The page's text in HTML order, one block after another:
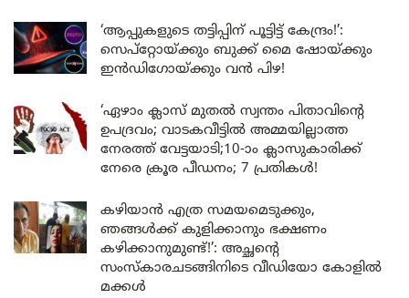
‘ആപ്പുകളുടെ തട്ടിപ്പിന് പൂട്ടിട്ട് കേന്ദ്രം!’:
സെപ്റ്റോയ്ക്കും ബുക്ക് മൈ ഷോയ്ക്കും
ഇൻഡിഗോയ്ക്കും വൻ പിഴ!
‘ഏഴാം ക്ലാസ് മുതൽ സ്വന്തം പിതാവിന്റെ
ഉപദ്രവം; വാടകവീട്ടിൽ അമ്മയില്ലാത്ത
നേരത്ത് വേട്ടയാടി;10-ാം ക്ലാസുകാരിക്ക്
നേരെ ക്രൂര പീഡനം; 7 പ്രതികൾ!
കഴിയാൻ എത്ര സമയമെടുക്കും,
ഞങ്ങൾക്ക് കുളിക്കാനും ഭക്ഷണം
കഴിക്കാനുമുണ്ട്!’: അച്ഛന്റെ
സംസ്കാരചടങ്ങിനിടെ വീഡിയോ കോളിൽ
മക്കൾ